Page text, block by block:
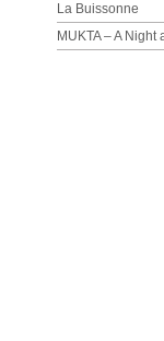
La Buissonne
MUKTA – A